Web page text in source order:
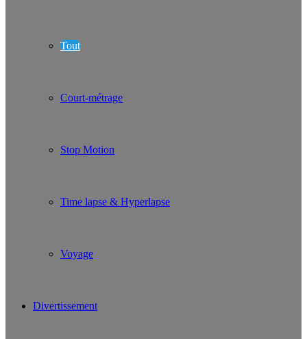
Tout
Court-métrage
Stop Motion
Time lapse & Hyperlapse
Voyage
Divertissement